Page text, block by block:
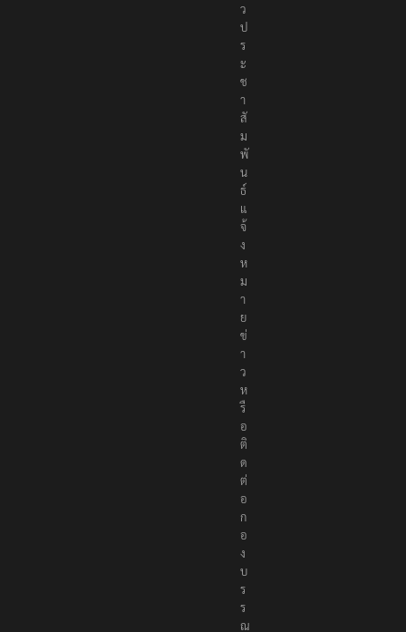
ว
ป
ร
ะ
ช
า
สั
ม
พั
น
ธ์
แ
จ้
ง
ห
ม
า
ย
ข่
า
ว
ห
รื
อ
ติ
ด
ต่
อ
ก
อ
ง
บ
ร
ร
ณ